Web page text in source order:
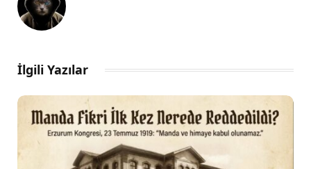
İlgili Yazılar